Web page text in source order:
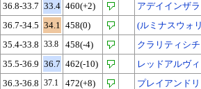
36.8-33.7 33.4 460(+2)
アデイインザ
36.7-34.5 34.1 458(0)
(ルミナスウォ
35.4-33.8 33.8 458(-4)
クラリティシ
35.5-36.9 36.7 462(-10)
レッドアルヴ
36.3-36.8 37.1 472(+8)
プレイアンド